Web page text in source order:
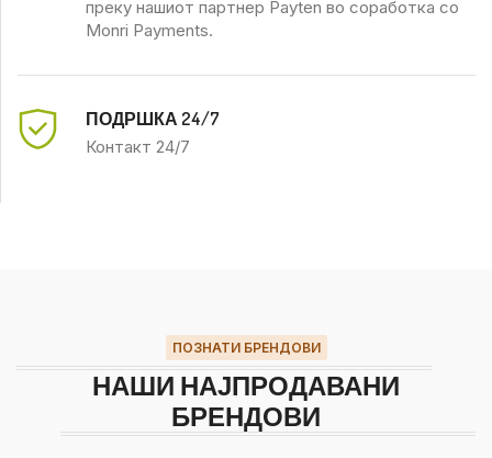
преку нашиот партнер Payten во соработка со
Monri Payments.
ПОДРШКА 24/7
Контакт 24/7
ПОЗНАТИ БРЕНДОВИ
НАШИ НАЈПРОДАВАНИ
БРЕНДОВИ